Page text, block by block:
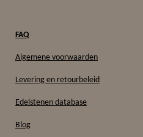
FAQ
Algemene voorwaarden
Levering en retourbeleid
Edelstenen database
Blog